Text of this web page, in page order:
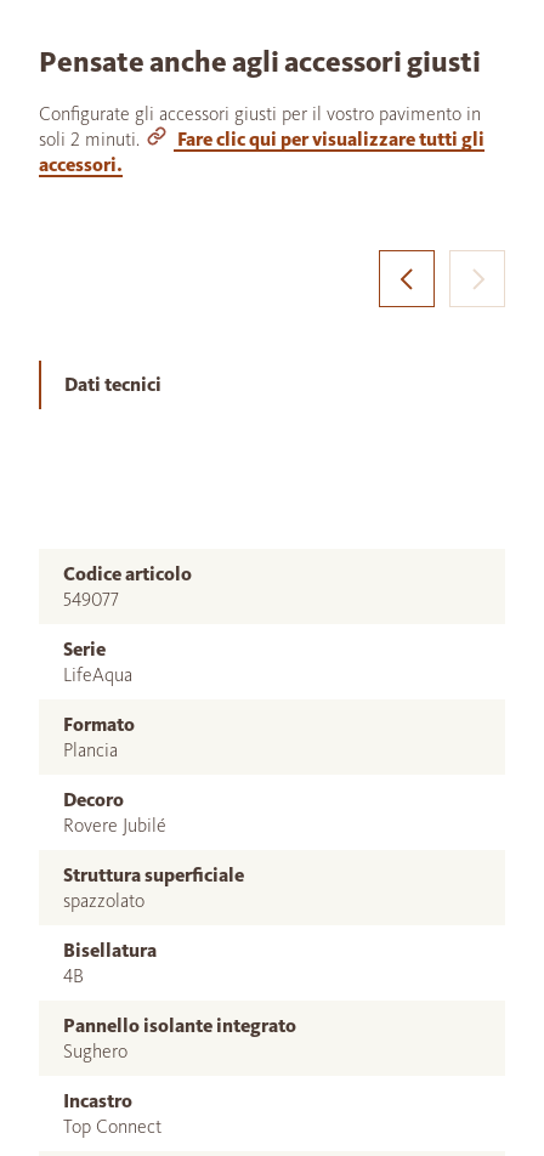
Pensate anche agli accessori giusti
Configurate gli accessori giusti per il vostro pavimento in
soli 2 minuti.
Fare clic qui per visualizzare tutti gli
accessori.
Dati tecnici
Codice articolo
549077
Serie
LifeAqua
Formato
Plancia
Decoro
Rovere Jubilé
Struttura superficiale
spazzolato
Bisellatura
4B
Pannello isolante integrato
Sughero
Incastro
Top Connect